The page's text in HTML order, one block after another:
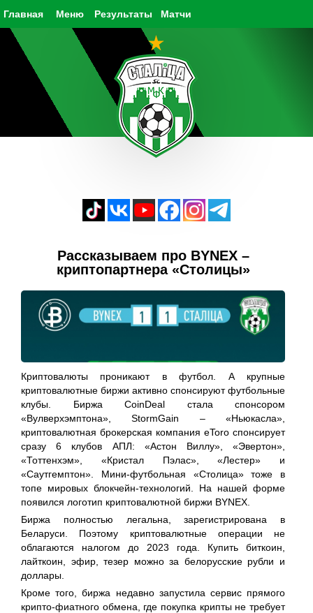
Главная Результаты Матчи
Меню
Рассказываем про BYNEX –
криптопартнера «Столицы»
Криптовалюты проникают в футбол. А крупные
криптовалютные биржи активно спонсируют футбольные
клубы. Биржа CoinDeal стала спонсором
«Вулверхэмптона», StormGain – «Ньюкасла»,
криптовалютная брокерская компания eToro спонсирует
сразу 6 клубов АПЛ: «Астон Виллу», «Эвертон»,
«Тоттенхэм», «Кристал Пэлас», «Лестер» и
«Саутгемптон». Мини-футбольная «Столица» тоже в
топе мировых блокчейн-технологий. На нашей форме
появился логотип криптовалютной биржи BYNEX.
Биржа полностью легальна, зарегистрирована в
Беларуси. Поэтому криптовалютные операции не
облагаются налогом до 2023 года. Купить биткоин,
лайткоин, эфир, тезер можно за белорусские рубли и
доллары.
Кроме того, биржа недавно запустила сервис прямого
крипто-фиатного обмена, где покупка крипты не требует